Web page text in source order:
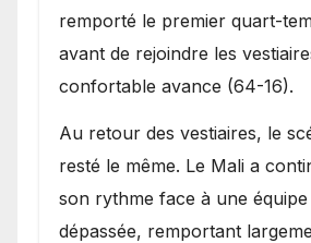
remporté le premier quart-
avant de rejoindre les
confortable avance (64-16).
Au retour des vestiaires, le
resté le même. Le Mali a
son rythme face à une équipe
dépassée, remportant